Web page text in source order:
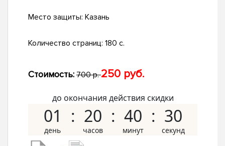
Место защиты: Казань
Количество страниц: 180 с.
Стоимость: 700 р.250 руб.
до окончания действия скидки
01 20 40 29